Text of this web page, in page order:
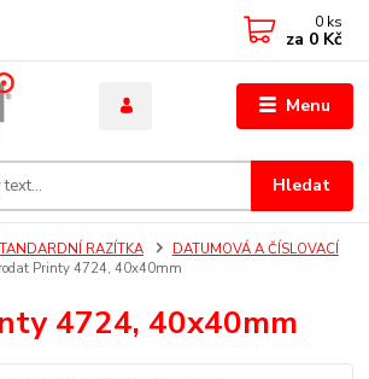
Menu
Hledat
0 ks
za 0 Kč
RAZÍTKA
DATUMOVÁ A ČÍSLOVACÍ
Printy 4724, 40x40mm
4724, 40x40mm